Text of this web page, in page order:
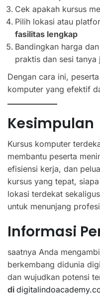
Cek apakah kursus
Pilih lokasi atau
fasilitas lengkap
Bandingkan harga
praktis dan sesi tanya
Dengan cara ini,
komputer yang efektif
Kesimpulan
Kursus komputer
membantu peserta
efisiensi kerja, dan
kursus yang tepat,
lokasi terdekat
untuk menunjang
Informasi
saatnya Anda
berkembang didunia
dan wujudkan potensi
di